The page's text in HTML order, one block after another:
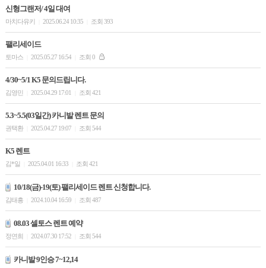
신형그랜저/ 4일 대여
마치다유키 2025.06.24 10:35 조회 393
팰리세이드
토마스 2025.05.27 16:54 조회 0
4/30~5/1 K5 문의드립니다.
김영민 2025.04.29 17:01 조회 421
5.3~5.5(03일간) 카니발 렌트 문의
권택환 2025.04.27 19:07 조회 544
K5 렌트
김*일 2025.04.01 16:33 조회 421
10/18(금)-19(토) 팰리세이드 렌트 신청합니다.
김태흥 2024.10.04 16:59 조회 487
08.03 셀토스 렌트 예약
정연희 2024.07.30 17:52 조회 544
카니발 9인승 7~12,14